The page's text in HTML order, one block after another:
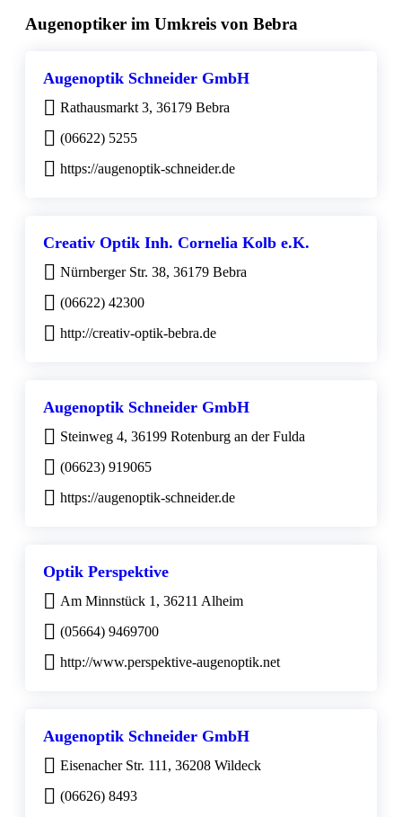
Augenoptiker im Umkreis von Bebra
Augenoptik Schneider GmbH
Rathausmarkt 3, 36179 Bebra
(06622) 5255
https://augenoptik-schneider.de
Creativ Optik Inh. Cornelia Kolb e.K.
Nürnberger Str. 38, 36179 Bebra
(06622) 42300
http://creativ-optik-bebra.de
Augenoptik Schneider GmbH
Steinweg 4, 36199 Rotenburg an der Fulda
(06623) 919065
https://augenoptik-schneider.de
Optik Perspektive
Am Minnstück 1, 36211 Alheim
(05664) 9469700
http://www.perspektive-augenoptik.net
Augenoptik Schneider GmbH
Eisenacher Str. 111, 36208 Wildeck
(06626) 8493